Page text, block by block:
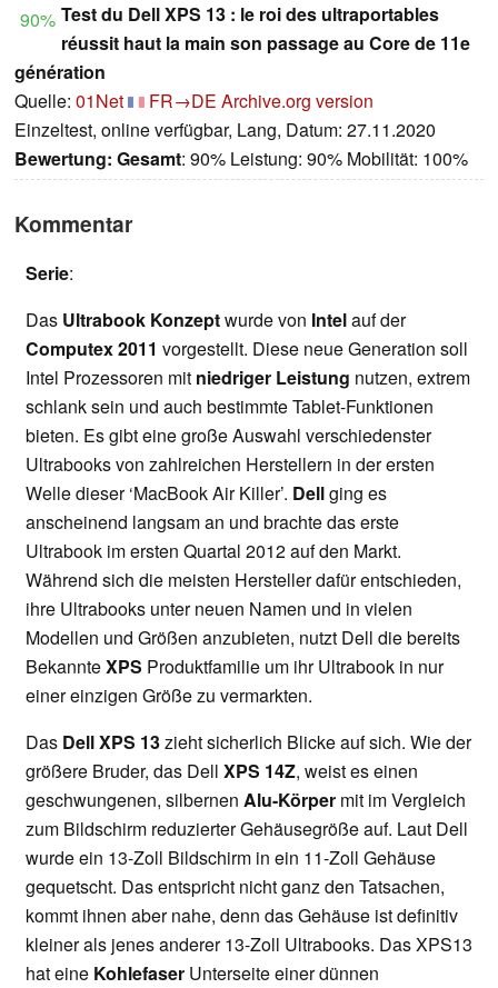
90% Test du Dell XPS 13 : le roi des ultraportables
réussit haut la main son passage au Core de 11e
génération
Quelle: 01Net FR→DE Archive.org version
Einzeltest, online verfügbar, Lang, Datum: 27.11.2020
Bewertung: Gesamt: 90% Leistung: 90% Mobilität: 100%
Kommentar
Serie:
Das Ultrabook Konzeptwurde von Intelauf der
Computex 2011 vorgestellt. Diese neue Generation soll
Intel Prozessoren mit niedriger Leistung nutzen, extrem
schlank sein und auch bestimmte Tablet-Funktionen
bieten. Es gibt eine große Auswahl verschiedenster
Ultrabooks von zahlreichen Herstellern in der ersten
Welle dieser ‘MacBook Air Killer’. Dellging es
anscheinend langsam an und brachte das erste
Ultrabook im ersten Quartal 2012 auf den Markt.
Während sich die meisten Hersteller dafür entschieden,
ihre Ultrabooks unter neuen Namen und in vielen
Modellen und Größen anzubieten, nutzt Dell die bereits
BekannteXPS Produktfamilie um ihr Ultrabook in nur
einer einzigen Größe zu vermarkten.
Das Dell XPS 13zieht sicherlich Blicke auf sich. Wie der
größere Bruder, das Dell XPS 14Z, weist es einen
geschwungenen, silbernen Alu-Körper mit im Vergleich
zum Bildschirm reduzierter Gehäusegröße auf. Laut Dell
wurde ein 13-Zoll Bildschirm in ein 11-Zoll Gehäuse
gequetscht. Das entspricht nicht ganz den Tatsachen,
kommt ihnen aber nahe, denn das Gehäuse ist definitiv
kleiner als jenes anderer 13-Zoll Ultrabooks. Das XPS13
hat eine Kohlefaser Unterseite einer dünnen